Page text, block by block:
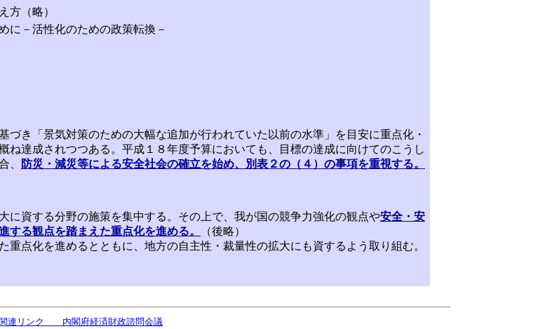
方（略）
に－活性化のための政策転換－
づき「景気対策のための大幅な追加が行われていた以前の水準」を目安に重点化・
ね達成されつつある。平成１８年度予算においても、目標の達成に向けてのこうし
、
防災・減災等による安全社会の確立を始め、別表２の（４）の事項を重視する。
に資する分野の施策を集中する。その上で、我が国の競争力強化の観点や安全・安
する観点を踏まえた重点化を進める。
（後略）
点化を進めるとともに、地方の自主性・裁量性の拡大にも資するよう取り組む。
関連リンク 内閣府経済財政諮問会議